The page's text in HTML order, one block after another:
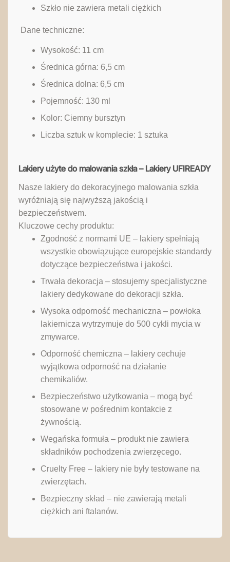
Szkło nie zawiera metali ciężkich
‎ Dane techniczne:
Wysokość: 11 cm
Średnica górna: 6,5 cm
Średnica dolna: 6,5 cm
Pojemność: 130 ml
Kolor: Ciemny bursztyn
Liczba sztuk w komplecie: 1 sztuka
Lakiery użyte do malowania szkła – Lakiery UFIREADY
Nasze lakiery do dekoracyjnego malowania szkła
wyróżniają się najwyższą jakością i
bezpieczeństwem.
Kluczowe cechy produktu:
Zgodność z normami UE – lakiery spełniają
wszystkie obowiązujące europejskie standardy
dotyczące bezpieczeństwa i jakości.
Trwała dekoracja – stosujemy specjalistyczne
lakiery dedykowane do dekoracji szkła.
Wysoka odporność mechaniczna – powłoka
lakiernicza wytrzymuje do 500 cykli mycia w
zmywarce.
Odporność chemiczna – lakiery cechuje
wyjątkowa odporność na działanie
chemikaliów.
Bezpieczeństwo użytkowania – mogą być
stosowane w pośrednim kontakcie z
żywnością.
Wegańska formuła – produkt nie zawiera
składników pochodzenia zwierzęcego.
Cruelty Free – lakiery nie były testowane na
zwierzętach.
Bezpieczny skład – nie zawierają metali
ciężkich ani ftalanów.